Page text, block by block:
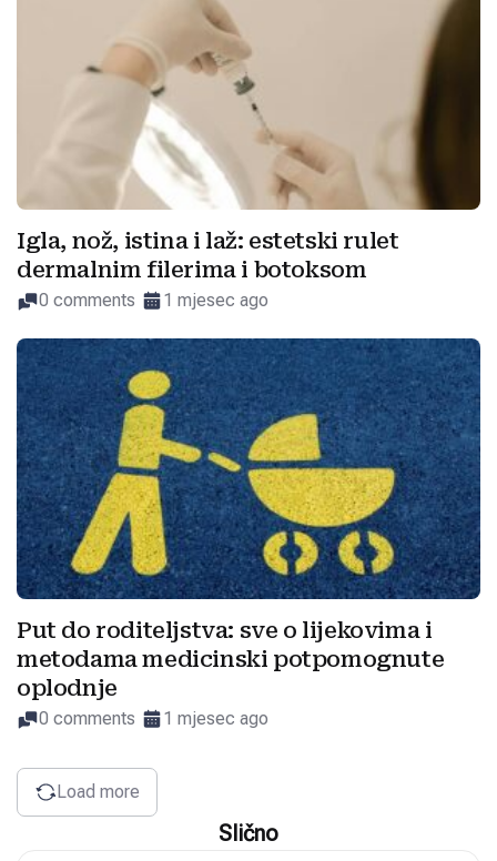
Igla, nož, istina i laž: estetski rulet
dermalnim filerima i botoksom
0 comments 1 mjesec ago
Put do roditeljstva: sve o lijekovima i
metodama medicinski potpomognute
oplodnje
0 comments 1 mjesec ago
Load more
Slično